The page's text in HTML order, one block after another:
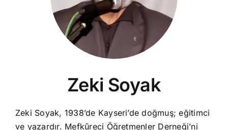
Zeki Soyak
Zeki Soyak, 1938’de Kayseri’de doğmuş; eğitimci
ve yazardır. Mefkûreci Öğretmenler Derneği’ni